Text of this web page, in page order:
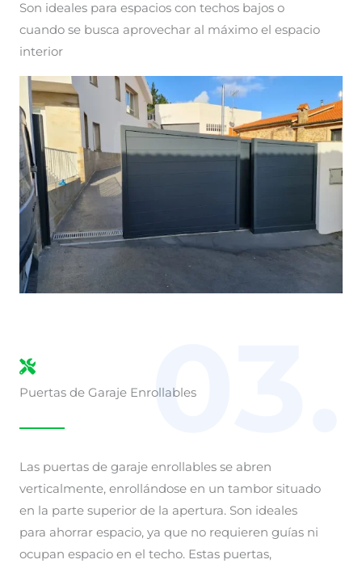
Son ideales para espacios con techos bajos o
cuando se busca aprovechar al máximo el espacio
interior
Puertas de Garaje Enrollables03.
Las puertas de garaje enrollables se abren
verticalmente, enrollándose en un tambor situado
en la parte superior de la apertura. Son ideales
para ahorrar espacio, ya que no requieren guías ni
ocupan espacio en el techo. Estas puertas,